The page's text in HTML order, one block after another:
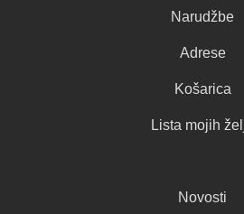
Narudžbe
Adrese
Košarica
Lista mojih
Novosti